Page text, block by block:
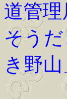
道管
そう
き野